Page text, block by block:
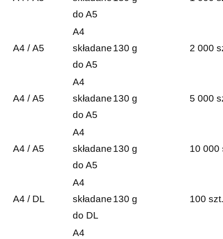
do A5
A4 / A5
A4
składane
do A5
130 g 2 000
A4 / A5
A4
składane
do A5
130 g 5 000
A4 / A5
A4
składane
do A5
130 g 10 000
A4 / DL
A4
składane
do DL
130 g 100 szt.
A4